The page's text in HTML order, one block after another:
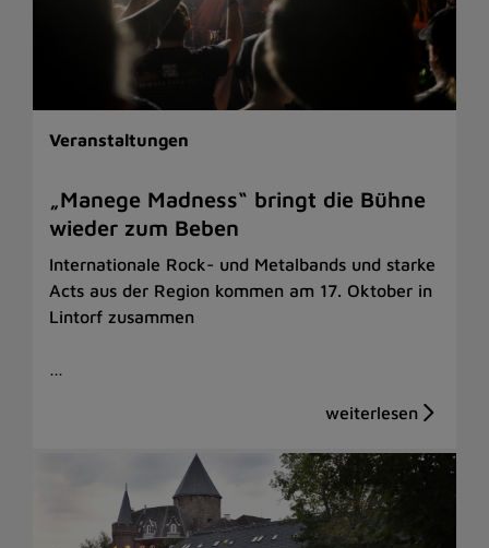
Veranstaltungen
„Manege Madness“ bringt die Bühne
wieder zum Beben
Internationale Rock- und Metalbands und starke
Acts aus der Region kommen am 17. Oktober in
Lintorf zusammen
…